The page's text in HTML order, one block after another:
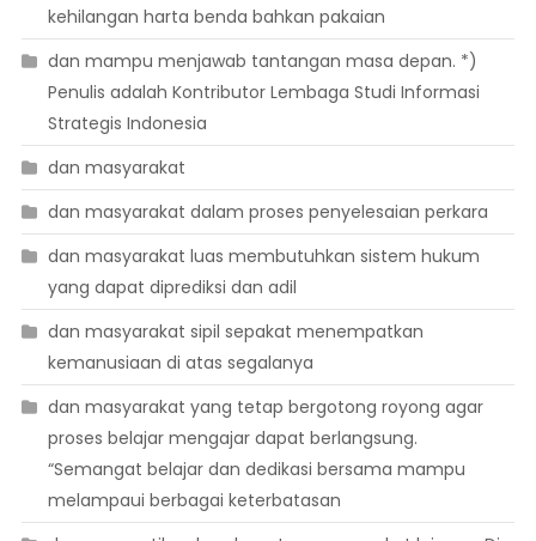
kehilangan harta benda bahkan pakaian
dan mampu menjawab tantangan masa depan. *)
Penulis adalah Kontributor Lembaga Studi Informasi
Strategis Indonesia
dan masyarakat
dan masyarakat dalam proses penyelesaian perkara
dan masyarakat luas membutuhkan sistem hukum
yang dapat diprediksi dan adil
dan masyarakat sipil sepakat menempatkan
kemanusiaan di atas segalanya
dan masyarakat yang tetap bergotong royong agar
proses belajar mengajar dapat berlangsung.
“Semangat belajar dan dedikasi bersama mampu
melampaui berbagai keterbatasan